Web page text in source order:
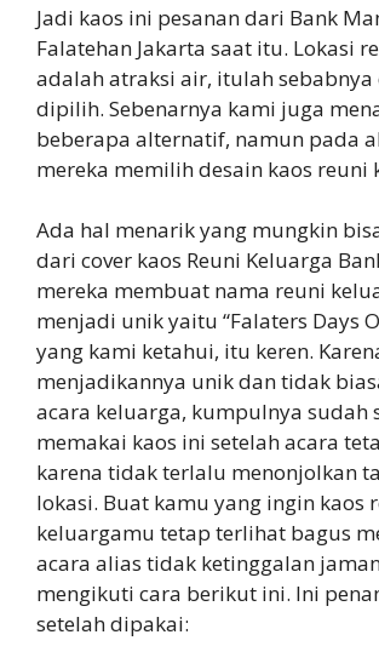
Jadi kaos ini pesanan dari Bank
Falatehan Jakarta saat itu. Lokasi
adalah atraksi air, itulah sebabnya
dipilih. Sebenarnya kami juga
beberapa alternatif, namun pada
mereka memilih desain kaos reuni
Ada hal menarik yang mungkin
dari cover kaos Reuni Keluarga
mereka membuat nama reuni
menjadi unik yaitu “Falaters Days
yang kami ketahui, itu keren.
menjadikannya unik dan tidak
acara keluarga, kumpulnya sudah
memakai kaos ini setelah acara
karena tidak terlalu menonjolkan
lokasi. Buat kamu yang ingin kaos
keluargamu tetap terlihat bagus
acara alias tidak ketinggalan
mengikuti cara berikut ini. Ini
setelah dipakai: